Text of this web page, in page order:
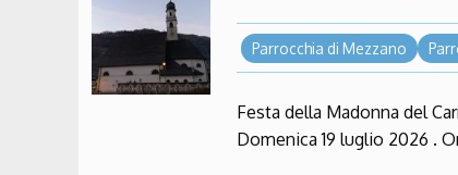
Parrocchia di Mezzano
Festa della Madonna del
Domenica 19 luglio 2026 .